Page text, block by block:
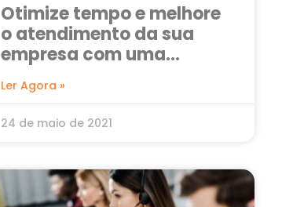
Otimize tempo e melhore
o atendimento da sua
empresa com uma
Ler Agora »
24 de maio de 2021